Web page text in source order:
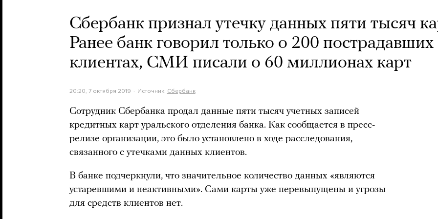
Сбербанк признал утечку данных пяти тысяч
Ранее банк говорил только о 200 пострадавших
клиентах, СМИ писали о 60 миллионах карт
20:20, 7 октября 2019 Источник: Сбербанк
Сотрудник Сбербанка продал данные пяти тысяч учетных записей
кредитных карт уральского отделения банка. Как сообщается в пресс-
релизе организации, это было установлено в ходе расследования,
связанного с утечками данных клиентов.
В банке подчеркнули, что значительное количество данных «являются
устаревшими и неактивными». Сами карты уже перевыпущены и угрозы
для средств клиентов нет.